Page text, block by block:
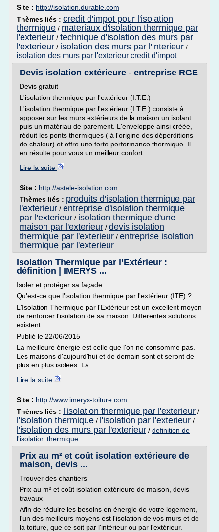
Site : http://isolation.durable.com
Thèmes liés : credit d'impot pour l'isolation
thermique / materiaux d'isolation thermique par
l'exterieur / technique d'isolation des murs par
l'exterieur / isolation des murs par l'interieur /
isolation des murs par l'exterieur credit d'impot
Devis isolation extérieure - entreprise RGE
Devis gratuit
L'isolation thermique par l'extérieur (I.T.E.)
L'isolation thermique par l'extérieur (I.T.E.) consiste à
apposer sur les murs extérieurs de la maison un isolant
puis un matériau de parement. L'enveloppe ainsi créée,
réduit les ponts thermiques ( à l'origine des déperditions
de chaleur) et offre une forte performance thermique. Il
en résulte pour vous un meilleur confort...
Lire la suite
Site : http://astele-isolation.com
Thèmes liés : produits d'isolation thermique par
l'exterieur / entreprise d'isolation thermique
par l'exterieur / isolation thermique d'une
maison par l'exterieur / devis isolation
thermique par l'exterieur / entreprise isolation
thermique par l'exterieur
Isolation Thermique par l’Extérieur :
définition | IMERYS ...
Isoler et protéger sa façade
Qu'est-ce que l'isolation thermique par l'extérieur (ITE) ?
L'Isolation Thermique par l'Extérieur est un excellent moyen
de renforcer l'isolation de sa maison. Différentes solutions
existent.
Publié le 22/06/2015
La meilleure énergie est celle que l'on ne consomme pas.
Les maisons d'aujourd'hui et de demain sont et seront de
plus en plus isolées. La...
Lire la suite
Site : http://www.imerys-toiture.com
Thèmes liés :
l'isolation thermique par l'exterieur /
l'isolation thermique / l'isolation par l'exterieur /
l'isolation des murs par l'exterieur / definition de
l'isolation thermique
Prix au m² et coût isolation extérieure de
maison, devis ...
Trouver des chantiers
Prix au m² et coût isolation extérieure de maison, devis
travaux
Afin de réduire les besoins en énergie de votre logement,
l'un des meilleurs moyens est l'isolation de vos murs et de
la toiture, que ce soit par l'intérieur ou par l'extérieur.